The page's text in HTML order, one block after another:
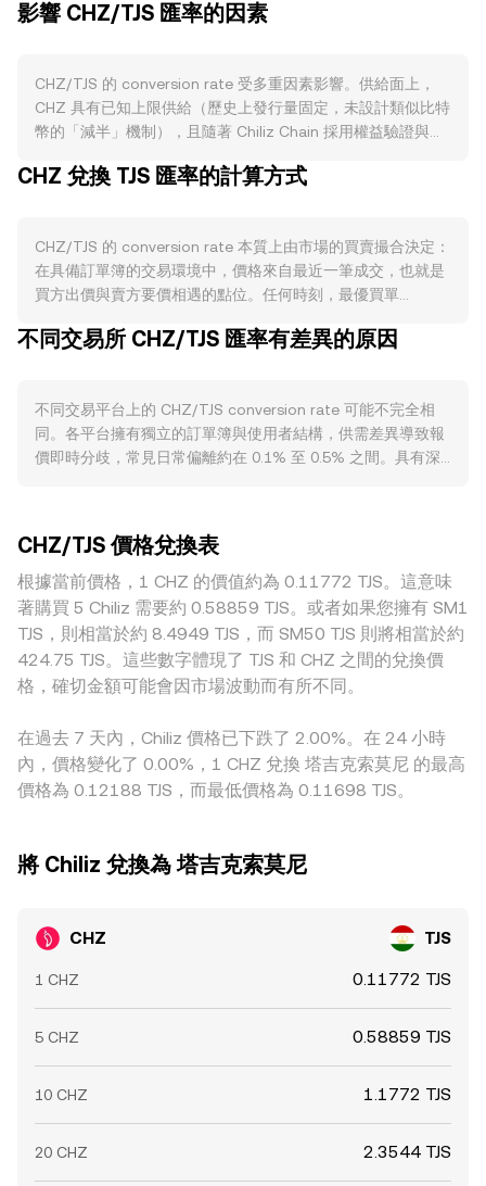
影響 CHZ/TJS 匯率的因素
CHZ/TJS 的 conversion rate 受多重因素影響。供給面上，
CHZ 具有已知上限供給（歷史上發行量固定，未設計類似比特
幣的「減半」機制），且隨著 Chiliz Chain 採用權益驗證與委
少流通；官方或生態活動偶爾進行的銷毀或費用回饋銷毀，也
與權益參與、以及 Chiliz Chain 上的交易需求（例如以 CHZ
支付手續費）都會提升對 CHZ 的使用與持有意願；大型體育
賽事季節性、合作夥伴公告與新功能上線，常帶動短期用量變
往往呈現相關性；全球風險偏好轉向、主流資產利率環境變
價。監管事件方面，對粉絲代幣的廣告與銷售規範、交易平台
上架與合規審查，以及區域性法規（如對代幣分類、KYC/AML
要求）均可能改變參與者行為與可得流動性。技術層面則包含
動，以及期貨與現貨基差，這些都會在短期內加劇 CHZ/TJS
conversion rate 的波動。
CHZ 兌換 TJS 匯率的計算方式
CHZ/TJS 的 conversion rate 本質上由市場的買賣撮合決定：
在具備訂單簿的交易環境中，價格來自最近一筆成交，也就是
買方出價與賣方要價相遇的點位。任何時刻，最優買單
為中間價，常用作即時參考。在多個市場之間，資料聚合商會
Volume_i。於實務換算上，若您賣出 CHZ，簡單計算為 TJS
值 = CHZ 數量 × conversion rate；反之若您有目標 TJS 值，
所需 CHZ 數量 = TJS 值 / conversion rate。若 CHZ 在去中
筆交易規模相對池子變動較大時，滑價會使實際成交價偏離參
考價。綜合而言，單一平台的最新成交、訂單簿深度與點差、
多平台的 VWAP，以及（若適用）AMM 池的定價機制，共同
形塑最終觀察到的 CHZ/TJS conversion rate。
不同交易所 CHZ/TJS 匯率有差異的原因
不同交易平台上的 CHZ/TJS conversion rate 可能不完全相
同。各平台擁有獨立的訂單簿與使用者結構，供需差異導致報
價即時分歧，常見日常偏離約在 0.1% 至 0.5% 之間。具有深
合規要求、上架與支付通道差異，會影響該地用戶對 CHZ 的
參與度；對 TJS 而言，本地法幣可得性、外匯限制與結算通道
的順暢程度，也會在報價側反映出不同的貼水或升水。此外，
許多平台實際上先以 CHZ/USDT 形成核心定價，再透過
USDT/TJS 的報價換算為 CHZ/TJS，因此 USDT 相對 TJS 的
基差與流動性狀況會直接影響最終標價。跨所套利雖能在一定
程度上收斂價差，但受限於手續費、出入金速度、合規審查與
的 CHZ/TJS conversion rate 仍可能出現短暫或結構性的差
距。
CHZ/TJS 價格兌換表
根據當前價格，1 CHZ 的價值約為 0.11772 TJS。這意味
著購買 5 Chiliz 需要約 0.58859 TJS。或者如果您擁有 SM1
TJS，則相當於約 8.4949 TJS，而 SM50 TJS 則將相當於約
424.75 TJS。這些數字體現了 TJS 和 CHZ 之間的兌換價
格，確切金額可能會因市場波動而有所不同。
在過去 7 天內，Chiliz 價格已下跌了 2.00%。在 24 小時
內，價格變化了 0.00%，1 CHZ 兌換 塔吉克索莫尼 的最高
價格為 0.12188 TJS，而最低價格為 0.11698 TJS。
將 Chiliz 兌換為 塔吉克索莫尼
CHZ TJS
1 CHZ 0.11772 TJS
5 CHZ 0.58859 TJS
10 CHZ 1.1772 TJS
20 CHZ 2.3544 TJS